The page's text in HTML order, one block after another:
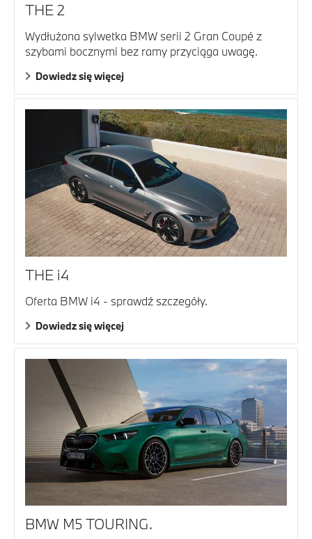
THE 2
Wydłużona sylwetka BMW serii 2 Gran Coupé z
szybami bocznymi bez ramy przyciąga uwagę.
Dowiedz się więcej
THE i4
Oferta BMW i4 - sprawdź szczegóły.
Dowiedz się więcej
BMW M5 TOURING.